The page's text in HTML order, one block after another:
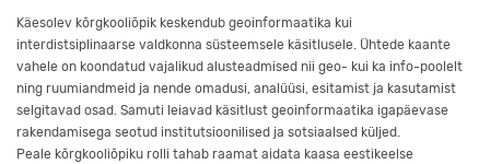
Käesolev kõrgkooliõpik keskendub geoinformaatika kui
interdistsiplinaarse valdkonna süsteemsele käsitlusele. Ühtede kaante
vahele on koondatud vajalikud alusteadmised nii geo- kui ka info-poolelt
ning ruumiandmeid ja nende omadusi, analüüsi, esitamist ja kasutamist
selgitavad osad. Samuti leiavad käsitlust geoinformaatika igapäevase
rakendamisega seotud institutsioonilised ja sotsiaalsed küljed.
Peale kõrgkooliõpiku rolli tahab raamat aidata kaasa eestikeelse